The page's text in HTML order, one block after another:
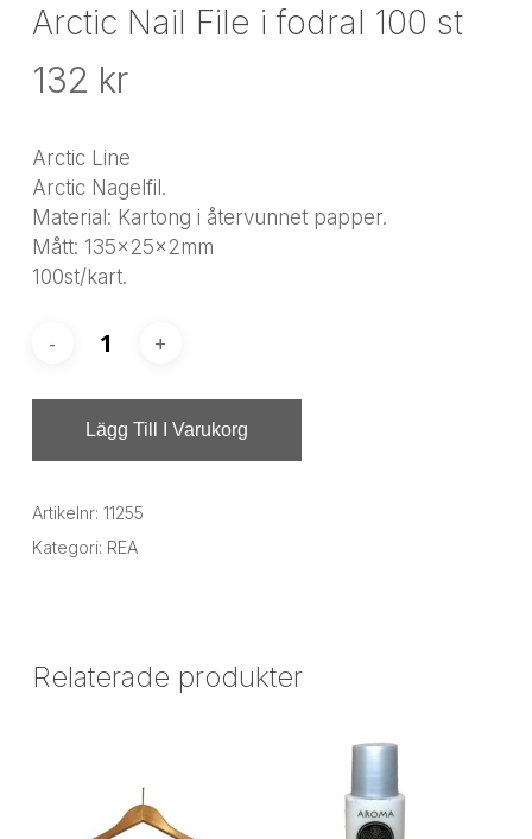
Arctic Nail File i fodral 100 st
132 kr
Arctic Line
Arctic Nagelfil.
Material: Kartong i återvunnet papper.
Mått: 135x25x2mm
100st/kart.
Lägg Till I Varukorg
Artikelnr: 11255
Kategori: REA
Relaterade produkter